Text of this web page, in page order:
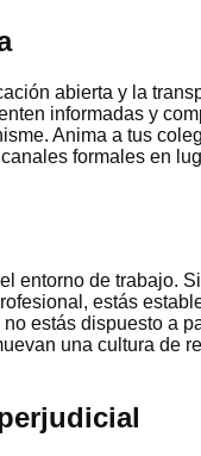
abierta y la
informadas y
Anima a tus
formales en
entorno de trabajo.
estás
estás dispuesto a
una cultura de